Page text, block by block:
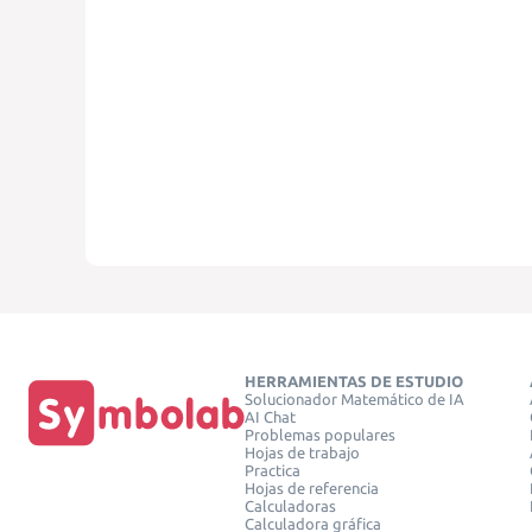
HERRAMIENTAS DE ESTUDIO
Solucionador Matemático de IA
AI Chat
Problemas populares
Hojas de trabajo
Practica
Hojas de referencia
Calculadoras
Calculadora gráfica